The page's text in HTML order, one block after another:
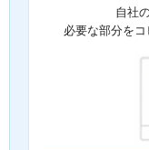
自社
必要な部分をコ